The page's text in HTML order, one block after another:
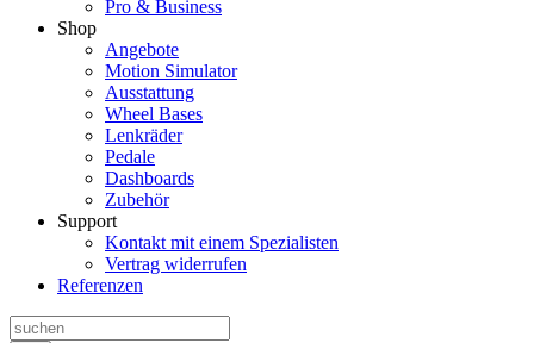
Pro & Business
Shop
Angebote
Motion Simulator
Ausstattung
Wheel Bases
Lenkräder
Pedale
Dashboards
Zubehör
Support
Kontakt mit einem Spezialisten
Vertrag widerrufen
Referenzen